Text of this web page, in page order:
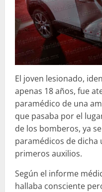
El joven lesionado,
apenas 18 años, fue
paramédico de una
que pasaba por el
de los bomberos, ya
paramédicos de
primeros auxilios.
Según el informe
hallaba consciente